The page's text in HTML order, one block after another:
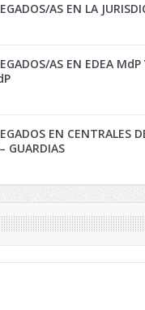
AS EN LA
AS EN EDEA MdP
EN CENTRALES
GUARDIAS